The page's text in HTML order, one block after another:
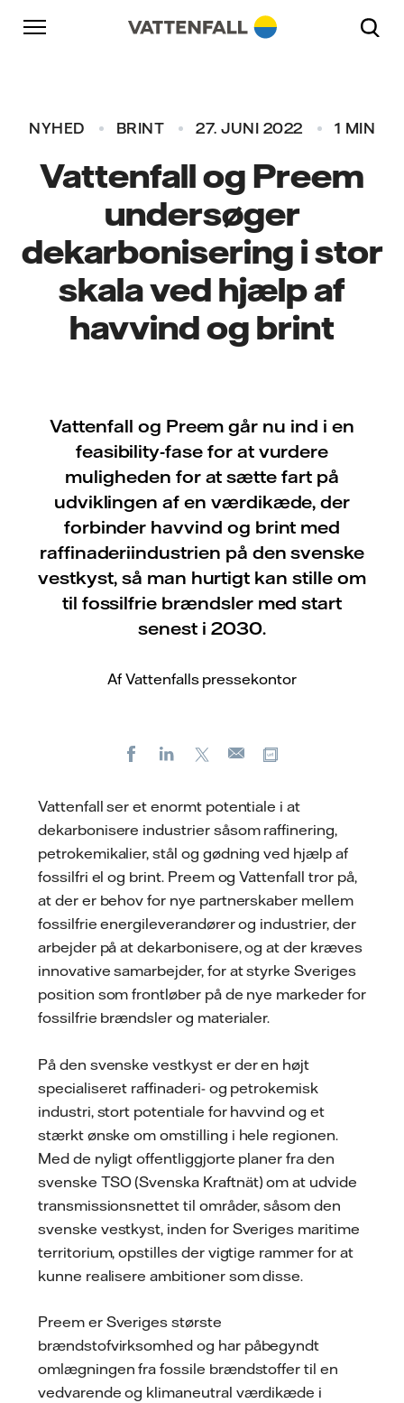
Skift til indhold
Gå til hovednavigation
Gå til sidefod
NYHED BRINT 27. JUNI 2022 1 MIN
Vattenfall og Preem
undersøger
dekarbonisering i stor
skala ved hjælp af
havvind og brint
Vattenfall og Preem går nu ind i en
feasibility-fase for at vurdere
muligheden for at sætte fart på
udviklingen af en værdikæde, der
forbinder havvind og brint med
raffinaderiindustrien på den svenske
vestkyst, så man hurtigt kan stille om
til fossilfrie brændsler med start
senest i 2030.
Af Vattenfalls pressekontor
FacebookLinkedIn
E-
Vattenfall ser et enormt potentiale i at
dekarbonisere industrier såsom raffinering,
petrokemikalier, stål og gødning ved hjælp af
fossilfri el og brint. Preem og Vattenfall tror på,
at der er behov for nye partnerskaber mellem
fossilfrie energileverandører og industrier, der
arbejder på at dekarbonisere, og at der kræves
innovative samarbejder, for at styrke Sveriges
position som frontløber på de nye markeder for
fossilfrie brændsler og materialer.
På den svenske vestkyst er der en højt
specialiseret raffinaderi- og petrokemisk
industri, stort potentiale for havvind og et
stærkt ønske om omstilling i hele regionen.
Med de nyligt offentliggjorte planer fra den
svenske TSO (Svenska Kraftnät) om at udvide
transmissionsnettet til områder, såsom den
svenske vestkyst, inden for Sveriges maritime
territorium, opstilles der vigtige rammer for at
kunne realisere ambitioner som disse.
Preem er Sveriges største
brændstofvirksomhed og har påbegyndt
omlægningen fra fossile brændstoffer til en
vedvarende og klimaneutral værdikæde i
Gå til hovednavigation